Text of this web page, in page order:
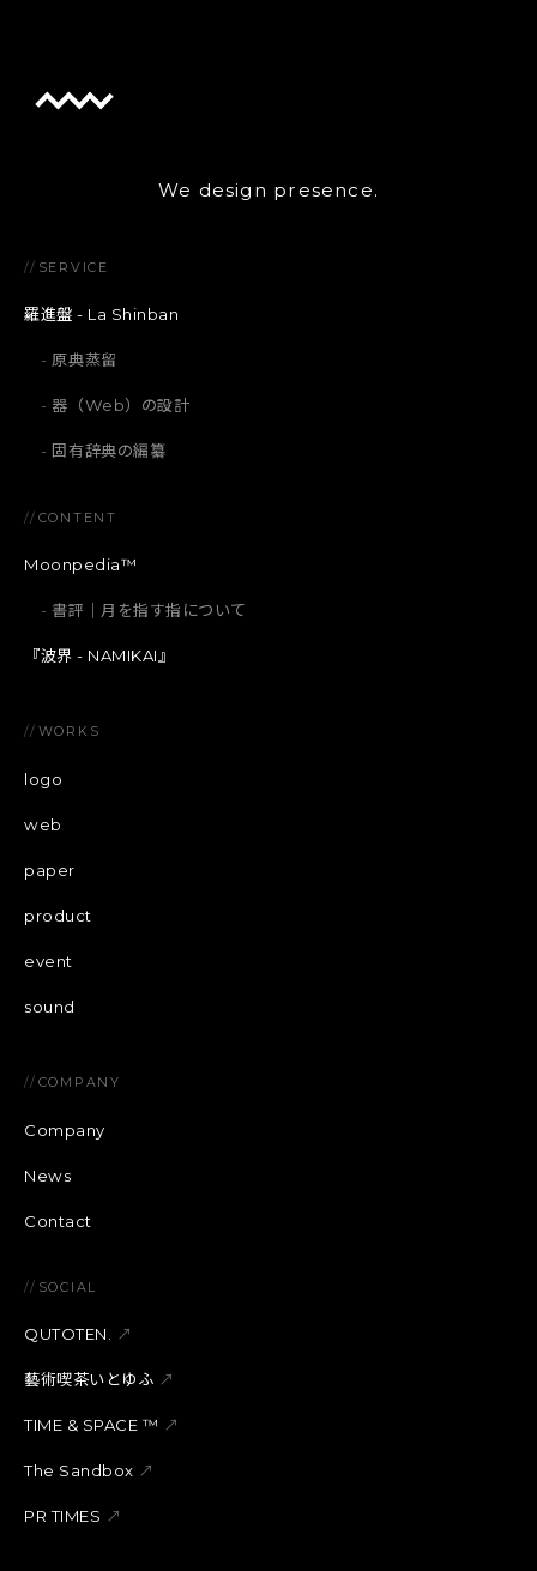
We design presence.
// SERVICE
羅進盤 - La Shinban
原典蒸留
器（Web）の設計
固有辞典の編纂
// CONTENT
Moonpedia™
書評｜月を指す指について
『波界 - NAMIKAI』
// WORKS
logo
web
paper
product
event
sound
// COMPANY
Company
News
Contact
// SOCIAL
QUTOTEN. ↗
藝術喫茶いとゆふ ↗
TIME & SPACE ™︎ ↗
The Sandbox ↗
PR TIMES ↗